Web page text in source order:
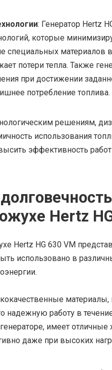
: Генератор Hertz
которые
специальных материалов
потери тепла. Также
при достижении
потребление топлива.
решениям,
использования
эффективность
Hertz
Hertz HG 630 VM
использовано в
надежную работу в
имеет отличные
даже при высоких